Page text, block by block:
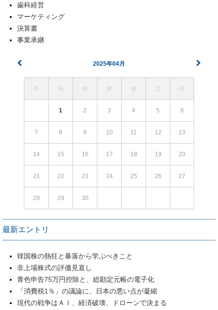
歯科経営
マーケティング
決算書
事業承継
2025年04月
月 火 水 木 金 土 日
1 2 3 4 5 6
7 8 9 10 11 12 13
14 15 16 17 18 19 20
21 22 23 24 25 26 27
28 29 30
最新エントリ
韓国株の熱狂と暴落から学ぶべきこと
非上場株式の評価見直し
青色申告75万円控除と、総勘定元帳の電子化
「消費税1％」の議論に、日本の悪い点が凝縮
現代の戦争はＡＩ、経済破壊、ドローンで決まる